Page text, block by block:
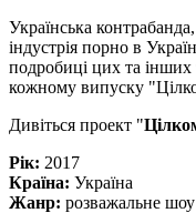
Українська
індустрія порно в
подробиці цих та
кожному випуску
Дивіться проект "
Рік: 2017
Країна: Україна
Жанр: розважальне шоу